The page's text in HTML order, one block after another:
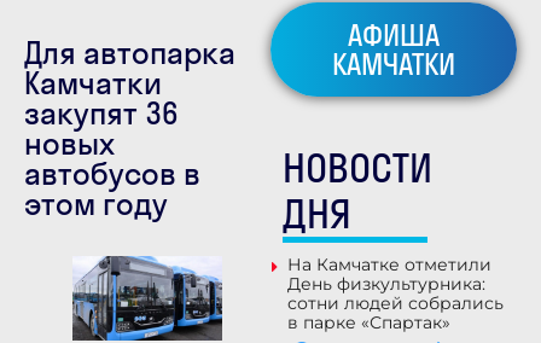
Для автопарка
Камчатки
закупят 36
новых
автобусов в
этом году
АФИША
КАМЧАТКИ
НОВОСТИ
ДНЯ
На Камчатке отметили
День физкультурника:
сотни людей собрались
в парке «Спартак»